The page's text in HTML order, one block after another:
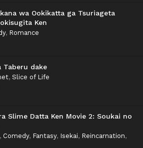
wa Ookikatta ga Tsuriageta
Ken
, Romance
Taberu dake
, Slice of Life
Slime Datta Ken Movie 2: Soukai no
, Comedy, Fantasy, Isekai, Reincarnation,